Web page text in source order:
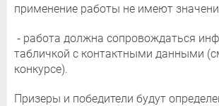
применение работы не имеют
⁃ работа должна сопровождаться
табличкой с контактными данными
конкурсе).
Призеры и победители будут